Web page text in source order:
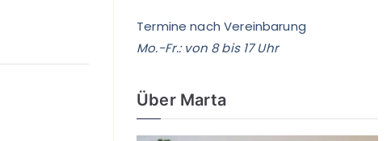
Termine nach Vereinbarung
Mo.-Fr.: von 8 bis 17 Uhr
Über Marta